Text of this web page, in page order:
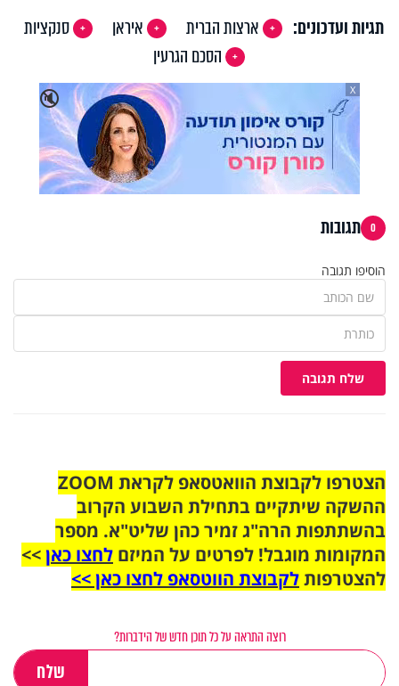
תגיות ועדכונים: ארצות הברית איראן
סנקציות
הסכם הגרעין
🔇
X
0 תגובות
הוסיפו תגובה
שלח תגובה
הצטרפו לקבוצת הוואטסאפ לקראת ZOOM
ההשקה שיתקיים בתחילת השבוע הקרוב
בהשתתפות הרה"ג זמיר כהן שליט"א. מספר
המקומות מוגבל! לפרטים על המיזם לחצו כאן>>
להצטרפותלקבוצת הווטסאפ לחצו כאן >>
רוצה התראה על כל תוכן חדש של הידברות?